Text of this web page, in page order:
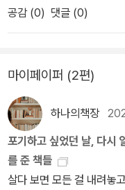
말로서 나열한 것이라면?
과 숯처럼 서로 극과 극인
널 초판본 표지 디자인​다
을 많이 받았구나! 하는
책의 이해가 좀 더 쉬워졌
성적 희롱을 당하고, 커가
이 참 많이 나오는데, 전혀
같다. 사람의 감정을 밑바
다.​인간실격은 영화, 만화
소설입니다.내면의 어두움
고 있어한 번 쯤 읽어보
무 #코너스톤 #컬처블룸
#도쿄 #다자이오사무연보
신을 소재로 한 픽션이라
좋았다.가지고 다니면서
장 존경하는 작가라고 했
등장인물의 심리를 글에
인공의 내면의 깊은 심연
도로 일본의 불안하고 우
는 어린시절 부유했고, 자
함을 표현하는데 거침없
공감 (0) 댓글 (0)
마이페이퍼 (2편)
하나의책장
포기하고 싶었던 날, 다시
를 준 책들
살다 보면 모든 걸 내려놓